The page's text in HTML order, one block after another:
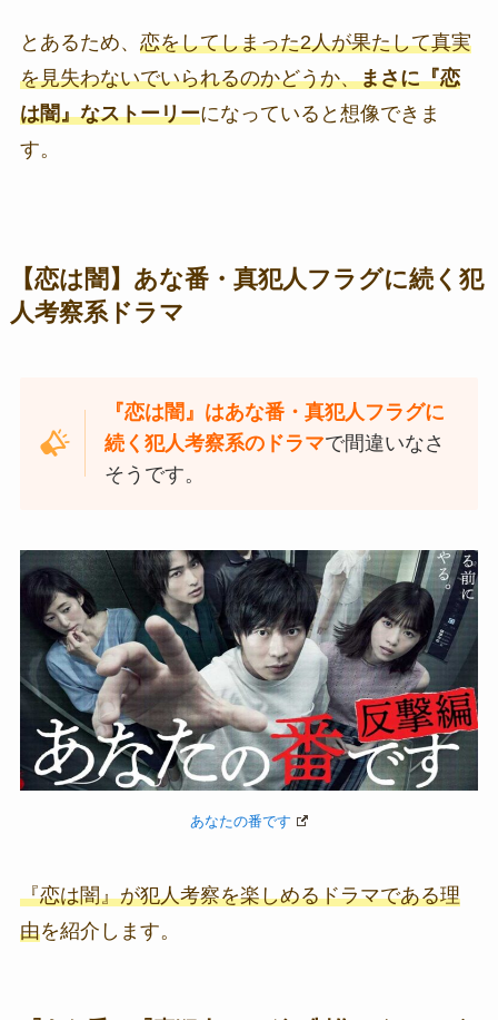
とあるため、 恋をしてしまった2人が果たして真実
を見失わないでいられるのかどうか、まさに『恋
は闇』なストーリーになっていると想像できま
す。
【恋は闇】あな番・真犯人フラグに続く犯
人考察系ドラマ
『恋は闇』はあな番・真犯人フラグに
続く犯人考察系のドラマで間違いなさ
そうです。
あなたの番です
『恋は闇』が犯人考察を楽しめるドラマである理
由を紹介します。